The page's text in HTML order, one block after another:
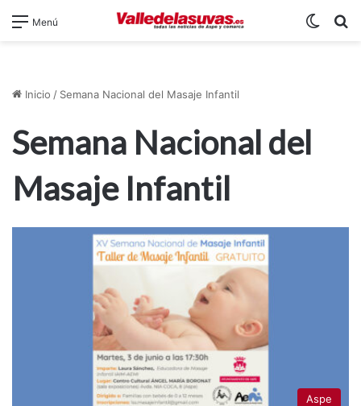
Menú
Inicio / Semana Nacional del Masaje Infantil
Semana Nacional del
Masaje Infantil
Aspe